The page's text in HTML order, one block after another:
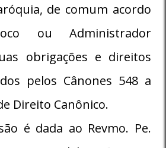
de comum acordo
ou Administrador
obrigações e direitos
pelos Cânones 548 a
Direito Canônico.
é dada ao Revmo. Pe.